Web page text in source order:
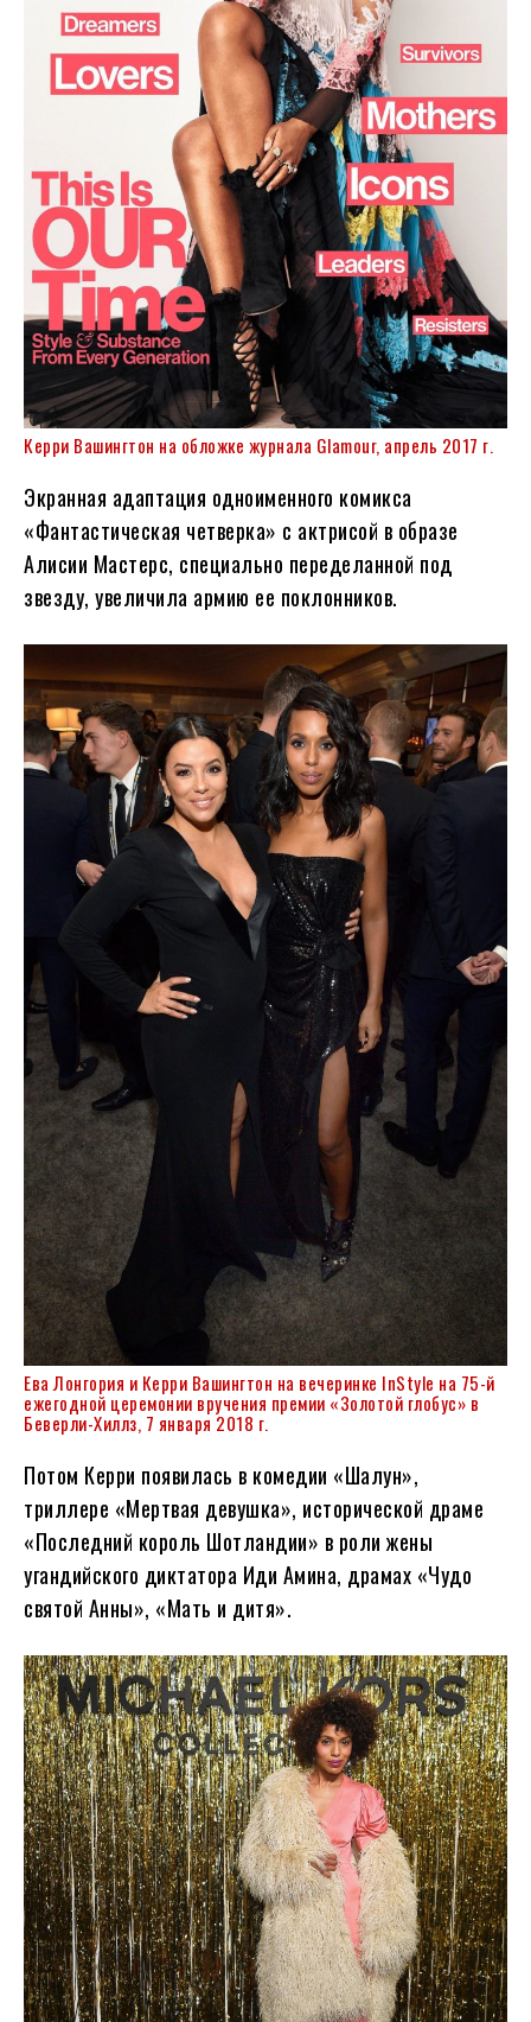
Керри Вашингтон на обложке журнала Glamour, апрель 2017 г.
Экранная адаптация одноименного комикса
«Фантастическая четверка» с актрисой в образе
Алисии Мастерс, специально переделанной под
звезду, увеличила армию ее поклонников.
Ева Лонгория и Керри Вашингтон на вечеринке InStyle на 75-й
ежегодной церемонии вручения премии «Золотой глобус» в
Беверли-Хиллз, 7 января 2018 г.
Потом Керри появилась в комедии «Шалун»,
триллере «Мертвая девушка», исторической драме
«Последний король Шотландии» в роли жены
угандийского диктатора Иди Амина, драмах «Чудо
святой Анны», «Мать и дитя».